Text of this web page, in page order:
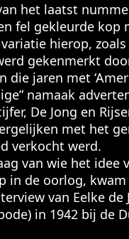
het laatst
fel gekleurde
hierop,
gekenmerkt
jaren met
namaak
De Jong en
met het
verkocht werd.
van wie het idee
in de oorlog,
van Eelke
in 1942 bij de